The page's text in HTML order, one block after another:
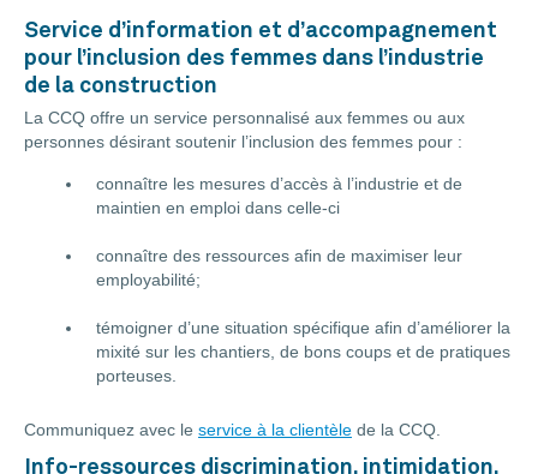
Service d’information et d’accompagnement
pour l’inclusion des femmes dans l’industrie
de la construction
La CCQ offre un service personnalisé aux femmes ou aux
personnes désirant soutenir l’inclusion des femmes pour :
connaître les mesures d’accès à l’industrie et de
maintien en emploi dans celle-ci
connaître des ressources afin de maximiser leur
employabilité;
témoigner d’une situation spécifique afin d’améliorer la
mixité sur les chantiers, de bons coups et de pratiques
porteuses.
Communiquez avec le service à la clientèle de la CCQ.
Info-ressources discrimination, intimidation,